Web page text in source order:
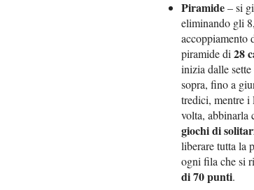
Piramide– si
eliminando gli
accoppiamento
piramide di28
inizia dalle
sopra, fino a
tredici, mentre i
volta, abbinarla
giochi di
liberare tutta la
ogni fila che si
di 70 punti.